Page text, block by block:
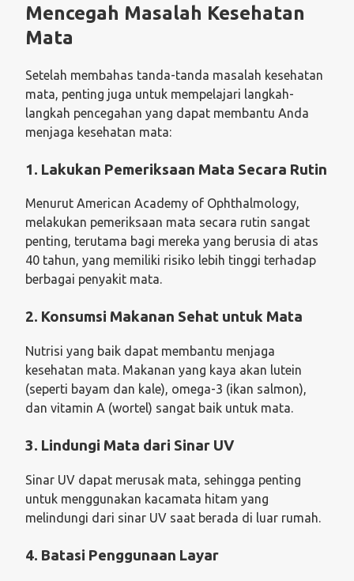
Mencegah Masalah Kesehatan
Mata
Setelah membahas tanda-tanda masalah kesehatan
mata, penting juga untuk mempelajari langkah-
langkah pencegahan yang dapat membantu Anda
menjaga kesehatan mata:
1. Lakukan Pemeriksaan Mata Secara Rutin
Menurut American Academy of Ophthalmology,
melakukan pemeriksaan mata secara rutin sangat
penting, terutama bagi mereka yang berusia di atas
40 tahun, yang memiliki risiko lebih tinggi terhadap
berbagai penyakit mata.
2. Konsumsi Makanan Sehat untuk Mata
Nutrisi yang baik dapat membantu menjaga
kesehatan mata. Makanan yang kaya akan lutein
(seperti bayam dan kale), omega-3 (ikan salmon),
dan vitamin A (wortel) sangat baik untuk mata.
3. Lindungi Mata dari Sinar UV
Sinar UV dapat merusak mata, sehingga penting
untuk menggunakan kacamata hitam yang
melindungi dari sinar UV saat berada di luar rumah.
4. Batasi Penggunaan Layar